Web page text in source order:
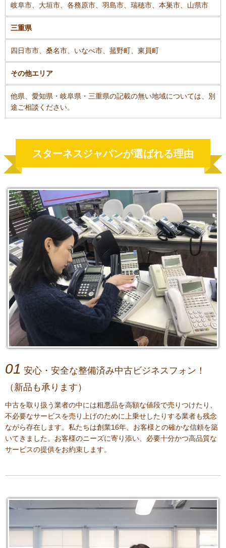
岐阜市、大垣市、各務原市、羽島市、瑞穂市、本巣市、山県市
三重県
四日市市、桑名市、いなべ市、菰野町、東員町
その他エリア
他県、愛知県・岐阜県・三重県の記載の無い地域については、別
途ご相談ください。
スターネスジャパンが選ばれる理由
01 安心・安全な整備済み中古ビジネスフォン！
（新品も承ります）
中古を取り扱う業者の中には粗悪品を高額な値段で売りつけたり、
不必要なサービスを売り上げのために上乗せしたりする業者も残念
ながら存在します。私たちは創業16年、お客様との確かな信頼を築
いてきました。お客様のニーズに寄り添い、必要十分かつ高品質な
サービスの提供をお約束します。